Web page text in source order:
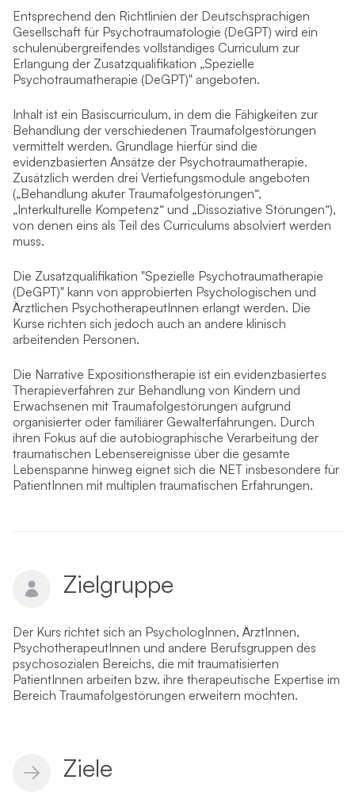
Entsprechend den Richtlinien der Deutschsprachigen
Gesellschaft für Psychotraumatologie (DeGPT) wird ein
schulenübergreifendes vollständiges Curriculum zur
Erlangung der Zusatzqualifikation „Spezielle
Psychotraumatherapie (DeGPT)" angeboten.
Inhalt ist ein Basiscurriculum, in dem die Fähigkeiten zur
Behandlung der verschiedenen Traumafolgestörungen
vermittelt werden. Grundlage hierfür sind die
evidenzbasierten Ansätze der Psychotraumatherapie.
Zusätzlich werden drei Vertiefungsmodule angeboten
(„Behandlung akuter Traumafolgestörungen“,
„Interkulturelle Kompetenz“ und „Dissoziative Störungen“),
von denen eins als Teil des Curriculums absolviert werden
muss.
Die Zusatzqualifikation "Spezielle Psychotraumatherapie
(DeGPT)" kann von approbierten Psychologischen und
Ärztlichen PsychotherapeutInnen erlangt werden. Die
Kurse richten sich jedoch auch an andere klinisch
arbeitenden Personen.
Die Narrative Expositionstherapie ist ein evidenzbasiertes
Therapieverfahren zur Behandlung von Kindern und
Erwachsenen mit Traumafolgestörungen aufgrund
organisierter oder familiärer Gewalterfahrungen. Durch
ihren Fokus auf die autobiographische Verarbeitung der
traumatischen Lebensereignisse über die gesamte
Lebenspanne hinweg eignet sich die NET insbesondere für
PatientInnen mit multiplen traumatischen Erfahrungen.
Zielgruppe
Der Kurs richtet sich an PsychologInnen, ÄrztInnen,
PsychotherapeutInnen und andere Berufsgruppen des
psychosozialen Bereichs, die mit traumatisierten
PatientInnen arbeiten bzw. ihre therapeutische Expertise im
Bereich Traumafolgestörungen erweitern möchten.
Ziele